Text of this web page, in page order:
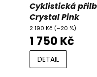
Cyklistická přilba
Crystal Pink
2 190 Kč (–20 %)
1 750 Kč
DETAIL